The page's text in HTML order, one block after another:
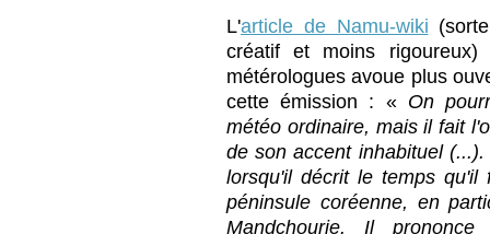
L'article de Namu-wiki
créatif et moins
métérologues avoue plus
cette émission : « On
météo ordinaire, mais il fait
de son accent inhabituel
lorsqu'il décrit le temps
péninsule coréenne, en
Mandchourie. Il